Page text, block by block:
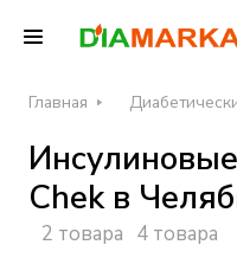
Главная
Chek в
2 товара 4 товара